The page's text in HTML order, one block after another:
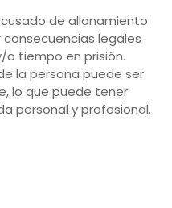
de allanamiento
legales
tiempo en prisión.
la persona puede ser
lo que puede tener
personal y profesional.